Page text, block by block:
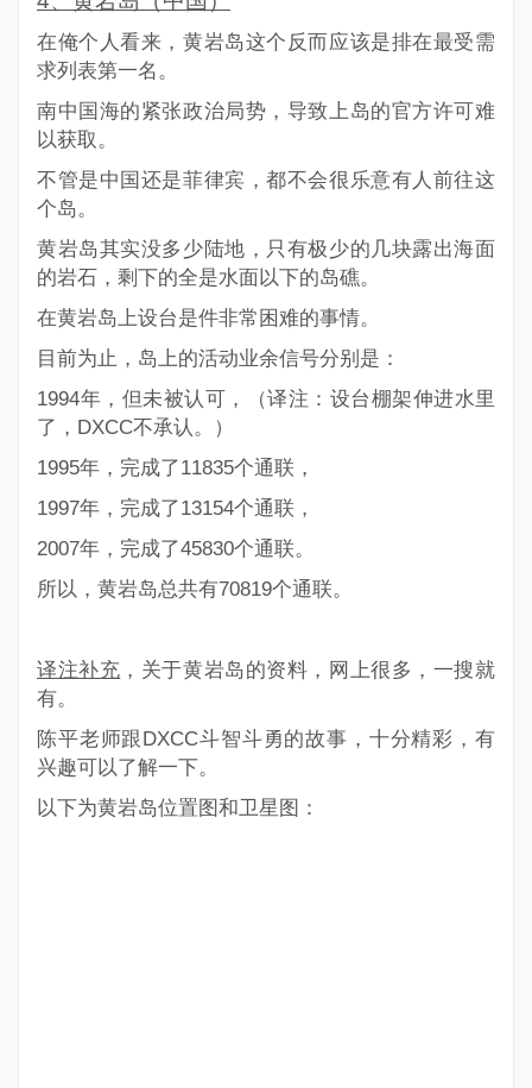
在俺个人看来，黄岩岛这个反而应该是排在最受需
求列表第一名。
南中国海的紧张政治局势，导致上岛的官方许可难
以获取。
不管是中国还是菲律宾，都不会很乐意有人前往这
个岛。
黄岩岛其实没多少陆地，只有极少的几块露出海面
的岩石，剩下的全是水面以下的岛礁。
在黄岩岛上设台是件非常困难的事情。
目前为止，岛上的活动业余信号分别是：
1994年，但未被认可，（译注：设台棚架伸进水里
了，DXCC不承认。）
1995年，完成了11835个通联，
1997年，完成了13154个通联，
2007年，完成了45830个通联。
所以，黄岩岛总共有70819个通联。
译注补充 ，关于黄岩岛的资料，网上很多，一搜就
有。
陈平老师跟DXCC斗智斗勇的故事，十分精彩，有
兴趣可以了解一下。
以下为黄岩岛位置图和卫星图：